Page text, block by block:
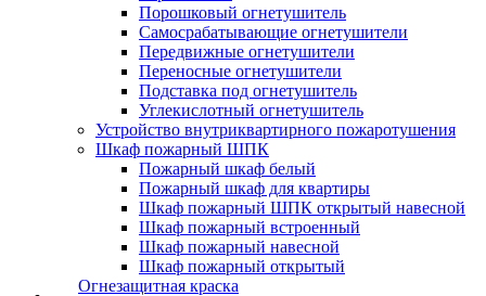
Порошковый огнетушитель
Самосрабатывающие огнетушители
Передвижные огнетушители
Переносные огнетушители
Подставка под огнетушитель
Углекислотный огнетушитель
Устройство внутриквартирного пожаротушения
Шкаф пожарный ШПК
Пожарный шкаф белый
Пожарный шкаф для квартиры
Шкаф пожарный ШПК открытый навесной
Шкаф пожарный встроенный
Шкаф пожарный навесной
Шкаф пожарный открытый
Огнезащитная краска